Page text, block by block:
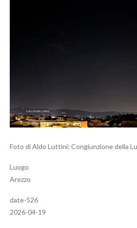
Foto di Aldo Luttini: Congiunzione della
Luogo
Arezzo
date-526
2026-04-19